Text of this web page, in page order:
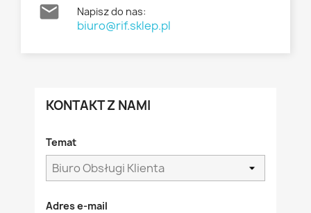
 Napisz do nas:
biuro@rif.sklep.pl
KONTAKT Z NAMI
Temat
Adres e-mail